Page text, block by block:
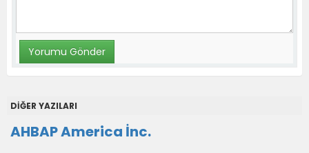
DİĞER YAZILARI
AHBAP America İnc.